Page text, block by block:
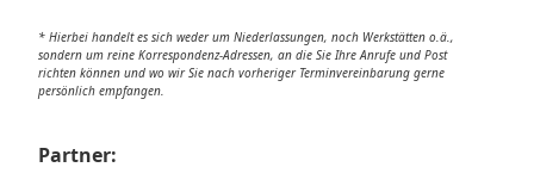
* Hierbei handelt es sich weder um Niederlassungen, noch Werkstätten o.ä.,
sondern um reine Korrespondenz-Adressen, an die Sie Ihre Anrufe und Post
richten können und wo wir Sie nach vorheriger Terminvereinbarung gerne
persönlich empfangen.
Partner: